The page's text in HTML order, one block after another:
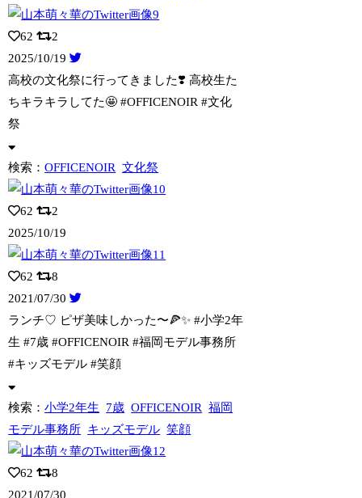
62
2
2025/10/19
高校の文化祭に行ってきました❣️ 高校生た
ちキラキラしてた🤩 #OFFICENOIR #文化
祭
検索：OFFICENOIR 文化祭
62
2
2025/10/19
62
8
2021/07/30
ランチ♡ ピザ美味しかった〜🍕✨ #小学2年
生 #7歳 #OFFICENOIR #福岡モデル事務所
#キッズモデル #笑顔
検索：小学2年生 7歳 OFFICENOIR 福岡
モデル事務所 キッズモデル 笑顔
62
8
2021/07/30